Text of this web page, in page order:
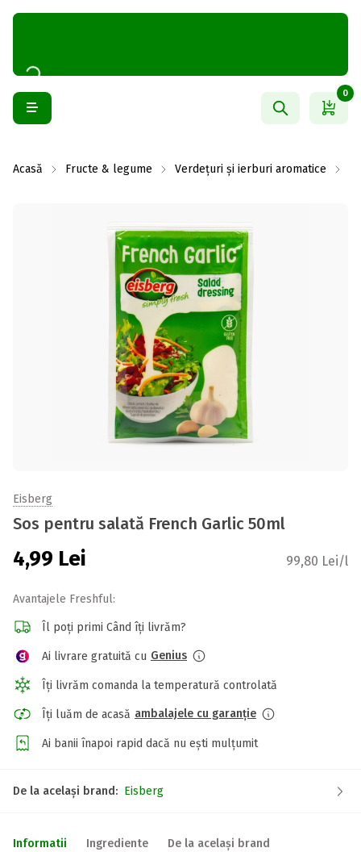
0
Acasă Fructe & legume Verdețuri și ierburi aromatice
Eisberg
Sos pentru salată French Garlic 50ml
4,99 Lei 99,80 Lei/l
Avantajele Freshful:
Îl poți primi Când îți livrăm?
Ai livrare gratuită cu Genius
Îți livrăm comanda la temperatură controlată
Îți luăm de acasă ambalajele cu garanție
Ai banii înapoi rapid dacă nu ești mulțumit
De la același brand: Eisberg
Informatii Ingrediente De la același brand